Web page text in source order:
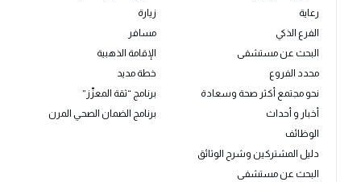
رعاية
الفرع الذكي
البحث عن مستشفى
محدد الفروع
نحو مجتمع أكثر صحة وسعادة
أخبار و أحداث
الوظائف
دليل المشتركين وشرح الوثائق
البحث عن مستشفى
زيارة
مسافر
الإقامة الذهبية
خطة مديد
برنامج “ثقة المعزّز”
برنامج الضمان الصحي المرن